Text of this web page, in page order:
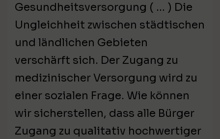
Gesundheitsversorgung ( … ) Die
Ungleichheit zwischen städtischen
und ländlichen Gebieten
verschärft sich. Der Zugang zu
medizinischer Versorgung wird zu
einer sozialen Frage. Wie können
wir sicherstellen, dass alle Bürger
Zugang zu qualitativ hochwertiger